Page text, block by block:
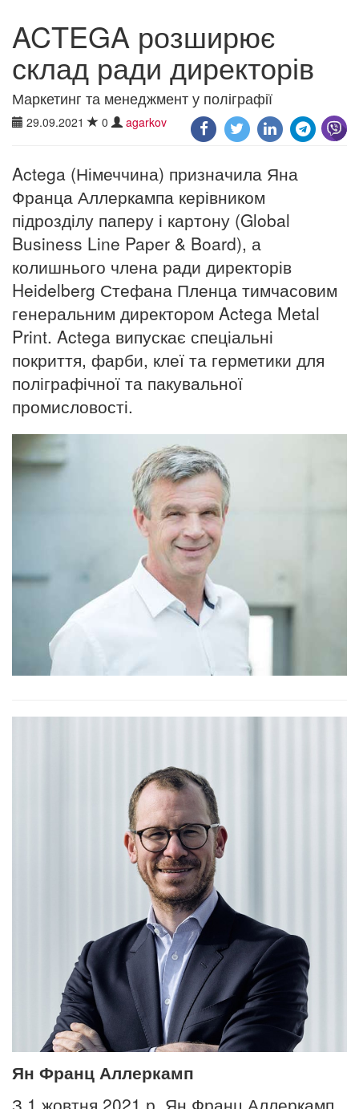
ACTEGA розширює
склад ради директорів
Маркетинг та менеджмент у поліграфії
29.09.2021 0 agarkov
Actega (Німеччина) призначила Яна
Франца Аллеркампа керівником
підрозділу паперу і картону (Global
Business Line Paper & Board), а
колишнього члена ради директорів
Heidelberg Стефана Пленца тимчасовим
генеральним директором Actega Metal
Print. Actega випускає спеціальні
покриття, фарби, клеї та герметики для
поліграфічної та пакувальної
промисловості.
Ян Франц Аллеркамп